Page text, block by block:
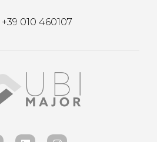
+39 010 460107